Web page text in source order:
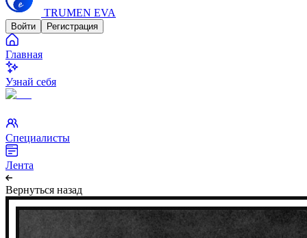
TRUMEN EVA
Войти Регистрация
Главная
Узнай себя
Специалисты
Лента
Вернуться назад